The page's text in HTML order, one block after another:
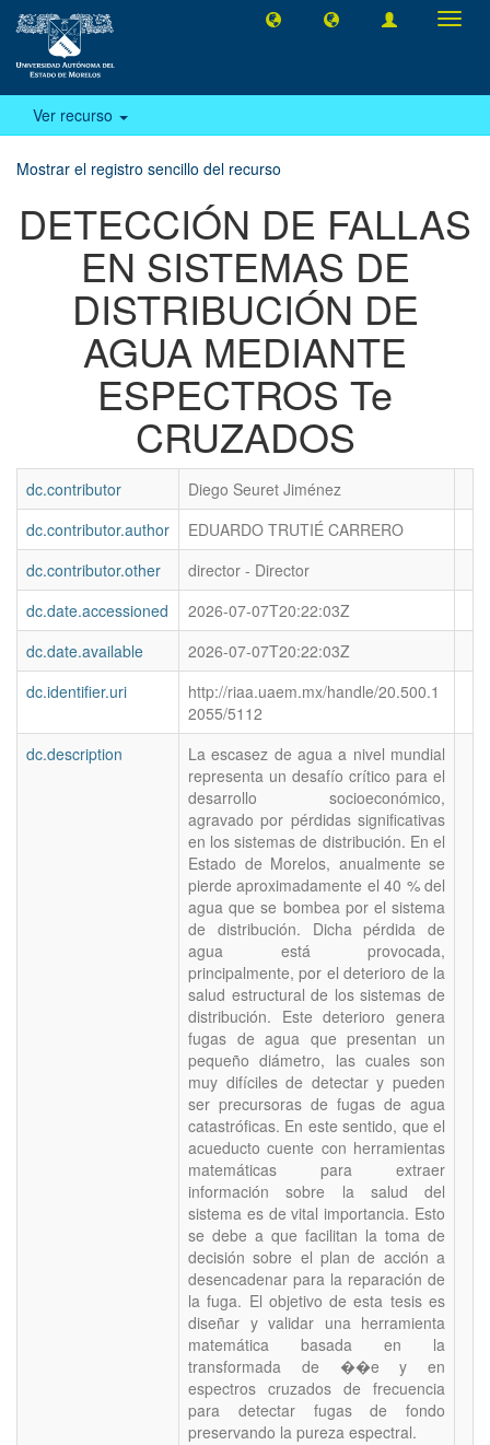
Ver recurso
Mostrar el registro sencillo del recurso
DETECCIÓN DE FALLAS
EN SISTEMAS DE
DISTRIBUCIÓN DE
AGUA MEDIANTE
ESPECTROS Te
CRUZADOS
dc.contributor
Diego Seuret Jiménez
dc.contributor.author
EDUARDO TRUTIÉ CARRERO
dc.contributor.other
director - Director
dc.date.accessioned
2026-07-07T20:22:03Z
dc.date.available
2026-07-07T20:22:03Z
dc.identifier.uri
http://riaa.uaem.mx/handle/20.500.1
2055/5112
dc.description
La escasez de agua a nivel mundial
representa un desafío crítico para el
desarrollo socioeconómico,
agravado por pérdidas significativas
en los sistemas de distribución. En el
Estado de Morelos, anualmente se
pierde aproximadamente el 40 % del
agua que se bombea por el sistema
de distribución. Dicha pérdida de
agua está provocada,
principalmente, por el deterioro de la
salud estructural de los sistemas de
distribución. Este deterioro genera
fugas de agua que presentan un
pequeño diámetro, las cuales son
muy difíciles de detectar y pueden
ser precursoras de fugas de agua
catastróficas. En este sentido, que el
acueducto cuente con herramientas
matemáticas para extraer
información sobre la salud del
sistema es de vital importancia. Esto
se debe a que facilitan la toma de
decisión sobre el plan de acción a
desencadenar para la reparación de
la fuga. El objetivo de esta tesis es
diseñar y validar una herramienta
matemática basada en la
transformada de ��e y en
espectros cruzados de frecuencia
para detectar fugas de fondo
preservando la pureza espectral.